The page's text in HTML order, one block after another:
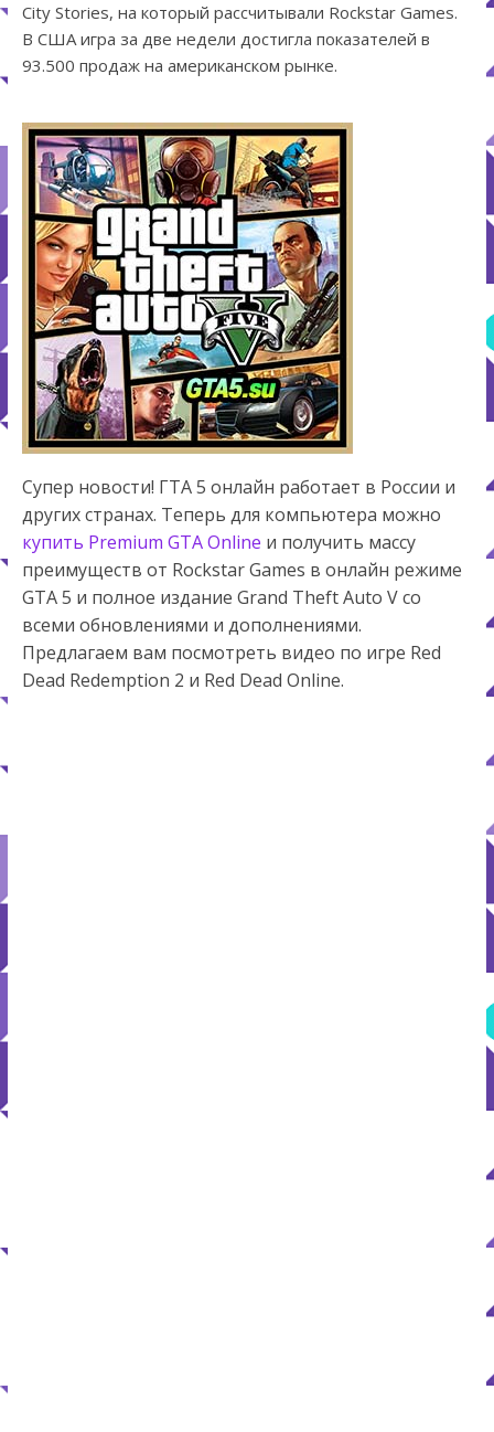
City Stories, на который рассчитывали Rockstar Games.
В США игра за две недели достигла показателей в
93.500 продаж на американском рынке.
Супер новости! ГТА 5 онлайн работает в России и
других странах. Теперь для компьютера можно
купить Premium GTA Online и получить массу
преимуществ от Rockstar Games в онлайн режиме
GTA 5 и полное издание Grand Theft Auto V со
всеми обновлениями и дополнениями.
Предлагаем вам посмотреть видео по игре Red
Dead Redemption 2 и Red Dead Online.